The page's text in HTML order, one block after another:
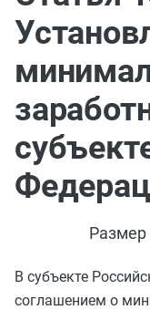
В субъекте
соглашением о